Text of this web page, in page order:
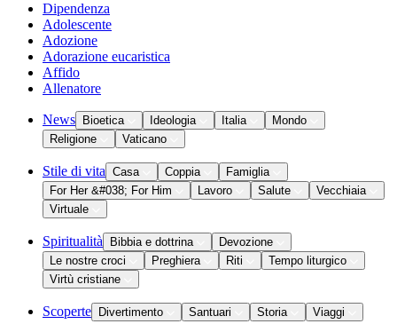
Dipendenza
Adolescente
Adozione
Adorazione eucaristica
Affido
Allenatore
News Bioetica Ideologia Italia
Mondo
Religione
Vaticano
Stile di vita Casa Coppia
Famiglia
For Her &#038; For Him
Lavoro Salute
Vecchiaia
Virtuale
Spiritualità Bibbia e dottrina
Devozione
Le nostre croci
Preghiera Riti
Tempo liturgico
Virtù cristiane
Scoperte Divertimento Santuari Storia Viaggi